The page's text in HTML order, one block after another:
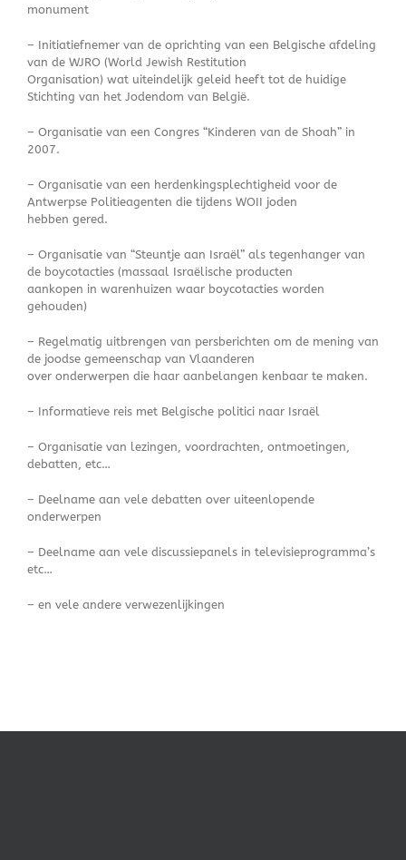
monument
– Initiatiefnemer van de oprichting van een Belgische afdeling
van de WJRO (World Jewish Restitution
Organisation) wat uiteindelijk geleid heeft tot de huidige
Stichting van het Jodendom van België.
– Organisatie van een Congres “Kinderen van de Shoah” in
2007.
– Organisatie van een herdenkingsplechtigheid voor de
Antwerpse Politieagenten die tijdens WOII joden
hebben gered.
– Organisatie van “Steuntje aan Israël” als tegenhanger van
de boycotacties (massaal Israëlische producten
aankopen in warenhuizen waar boycotacties worden
gehouden)
– Regelmatig uitbrengen van persberichten om de mening van
de joodse gemeenschap van Vlaanderen
over onderwerpen die haar aanbelangen kenbaar te maken.
– Informatieve reis met Belgische politici naar Israël
– Organisatie van lezingen, voordrachten, ontmoetingen,
debatten, etc…
– Deelname aan vele debatten over uiteenlopende
onderwerpen
– Deelname aan vele discussiepanels in televisieprogramma’s
etc…
– en vele andere verwezenlijkingen